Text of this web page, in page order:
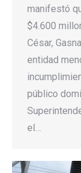
manifestó
$4.600
César,
entidad
público
el…